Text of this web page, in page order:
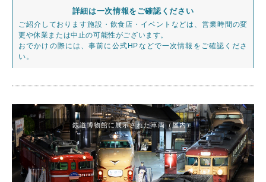
詳細は一次情報をご確認ください
ご紹介しております施設・飲食店・イベントなどは、営業時間の変
更や休業または中止の可能性がございます。
おでかけの際には、事前に公式HPなどで一次情報をご確認くださ
い。
鉄道博物館に展示された車両（屋内）